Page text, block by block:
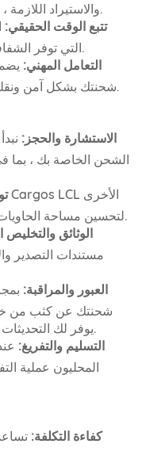
تتبع الوقت الحقيقي:
التعامل المهني:
الاستشارة والحجز:
الشحن الخاصة بك ، بما
الوثائق
مستندات التصدير
العبور والمراقبة:
شحنتك عن كثب من
التسليم والتفريغ:
المحليون عملية
كفاءة التكلفة: